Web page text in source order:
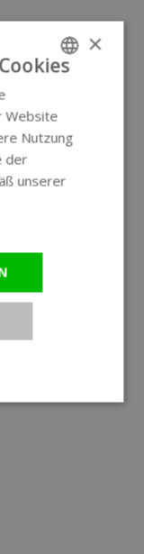
GERMAN
×
Website
Nutzung
der
unserer